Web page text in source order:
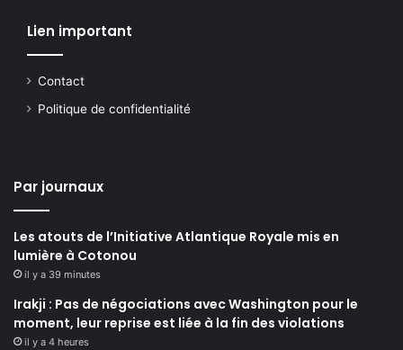
Lien important
Contact
Politique de confidentialité
Par journaux
Les atouts de l’Initiative Atlantique Royale mis en
lumière à Cotonou
il y a 39 minutes
Irakji : Pas de négociations avec Washington pour le
moment, leur reprise est liée à la fin des violations
il y a 4 heures